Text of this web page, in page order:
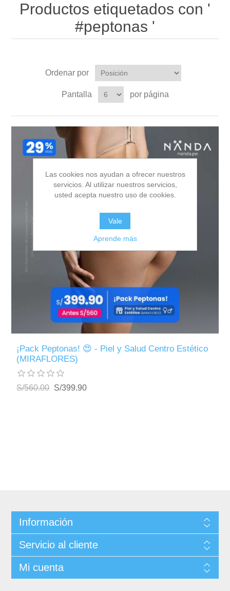
Productos etiquetados con '
#peptonas '
Ordenar por
Pantalla por página
¡Pack Peptonas! 😍 - Piel y Salud Centro Estético
(MIRAFLORES)
S/560.00 S/399.90
Información
Servicio al cliente
Mi cuenta
Las cookies nos ayudan a ofrecer nuestros
servicios. Al utilizar nuestros servicios,
usted acepta nuestro uso de cookies.
Vale
Aprende más